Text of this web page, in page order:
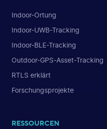
Indoor-Ortung
Indoor-UWB-Tracking
Indoor-BLE-Tracking
Outdoor-GPS-Asset-Tracking
RTLS erklärt
Forschungsprojekte
RESSOURCEN